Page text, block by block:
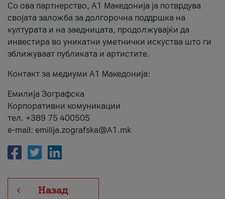
Со ова партнерство, A1 Македонија ја потврдува
својата заложба за долгорочна поддршка на
културата и на заедницата, продолжувајќи да
инвестира во уникатни уметнички искуства што ги
зближуваат публиката и артистите.
Контакт за медиуми А1 Македонија:
Емилија Зографска
Корпоративни комуникации
тел. +389 75 400505
e-mail: emilija.zografska@A1.mk
Назад